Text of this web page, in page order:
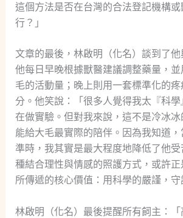
這個方法是否在台灣的合法登記機構
行？」
文章的最後，林啟明（化名）談到了他
他每日早晚根據獸醫建議調整藥量，
毛的活動量；晚上則用一套標準化的
分。他笑說：「很多人覺得我太『科
在做實驗。但對我來說，這不是冷冰
能給大毛最實際的陪伴。因為我知道
準時，我其實是最大程度地降低了他
種結合理性與情感的照護方式，或許
所傳遞的核心價值：用科學的嚴謹，守
林啟明（化名）最後提醒所有飼主：